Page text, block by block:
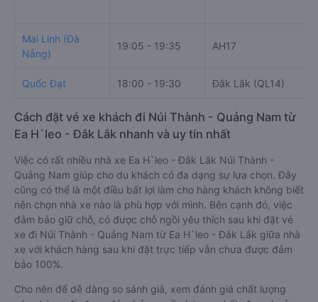
Mai Linh (Đà
Nẵng)
19:05 - 19:35 AH17
Quốc Đạt 18:00 - 19:30 Đắk Lắk (QL14)
Cách đặt vé xe khách đi Núi Thành - Quảng Nam từ
Ea H`leo - Đắk Lắk nhanh và uy tín nhất
Việc có rất nhiều nhà xe Ea H`leo - Đắk Lắk Núi Thành -
Quảng Nam giúp cho du khách có đa dạng sự lựa chọn. Đây
cũng có thể là một điều bất lợi làm cho hàng khách không biết
nên chọn nhà xe nào là phù hợp với mình. Bên cạnh đó, việc
đảm bảo giữ chỗ, có được chỗ ngồi yêu thích sau khi đặt vé
xe đi Núi Thành - Quảng Nam từ Ea H`leo - Đắk Lắk giữa nhà
xe với khách hàng sau khi đặt trực tiếp vẫn chưa được đảm
bảo 100%.
Cho nên để dễ dàng so sánh giá, xem đánh giá chất lượng